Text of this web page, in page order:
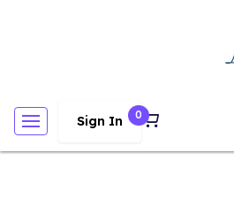
0
Sign In